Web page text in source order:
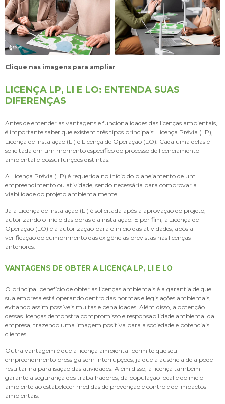
Clique nas imagens para ampliar
LICENÇA LP, LI E LO: ENTENDA SUAS
DIFERENÇAS
Antes de entender as vantagens e funcionalidades das licenças ambientais,
é importante saber que existem três tipos principais: Licença Prévia (LP),
Licença de Instalação (LI) e Licença de Operação (LO). Cada uma delas é
solicitada em um momento específico do processo de licenciamento
ambiental e possui funções distintas.
A Licença Prévia (LP) é requerida no início do planejamento de um
empreendimento ou atividade, sendo necessária para comprovar a
viabilidade do projeto ambientalmente.
Já a Licença de Instalação (LI) é solicitada após a aprovação do projeto,
autorizando o início das obras e a instalação. E por fim, a Licença de
Operação (LO) é a autorização para o início das atividades, após a
verificação do cumprimento das exigências previstas nas licenças
anteriores.
VANTAGENS DE OBTER A LICENÇA LP, LI E LO
O principal benefício de obter as licenças ambientais é a garantia de que
sua empresa está operando dentro das normas e legislações ambientais,
evitando assim possíveis multas e penalidades. Além disso, a obtenção
dessas licenças demonstra compromisso e responsabilidade ambiental da
empresa, trazendo uma imagem positiva para a sociedade e potenciais
clientes.
Outra vantagem é que a licença ambiental permite que seu
empreendimento prossiga sem interrupções, já que a ausência dela pode
resultar na paralisação das atividades. Além disso, a licença também
garante a segurança dos trabalhadores, da população local e do meio
ambiente ao estabelecer medidas de prevenção e controle de impactos
ambientais.